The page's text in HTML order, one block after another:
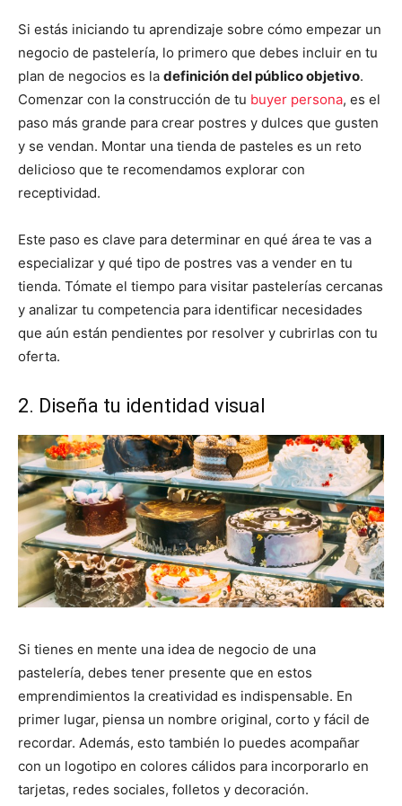
Si estás iniciando tu aprendizaje sobre cómo empezar un
negocio de pastelería, lo primero que debes incluir en tu
plan de negocios es la definición del público objetivo.
Comenzar con la construcción de tu buyer persona, es el
paso más grande para crear postres y dulces que gusten
y se vendan. Montar una tienda de pasteles es un reto
delicioso que te recomendamos explorar con
receptividad.
Este paso es clave para determinar en qué área te vas a
especializar y qué tipo de postres vas a vender en tu
tienda. Tómate el tiempo para visitar pastelerías cercanas
y analizar tu competencia para identificar necesidades
que aún están pendientes por resolver y cubrirlas con tu
oferta.
2. Diseña tu identidad visual
Si tienes en mente una idea de negocio de una
pastelería, debes tener presente que en estos
emprendimientos la creatividad es indispensable. En
primer lugar, piensa un nombre original, corto y fácil de
recordar. Además, esto también lo puedes acompañar
con un logotipo en colores cálidos para incorporarlo en
tarjetas, redes sociales, folletos y decoración.